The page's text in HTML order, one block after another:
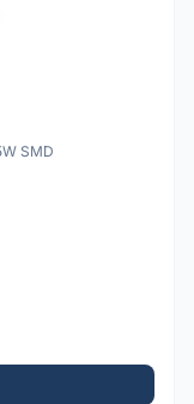
SMD